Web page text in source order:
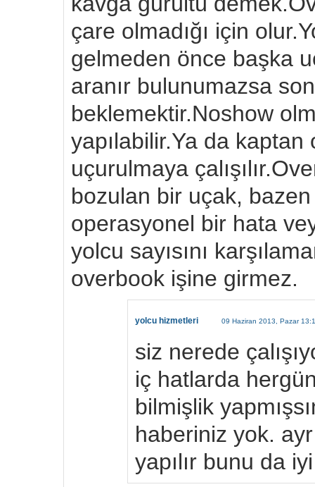
çare olmadığı için
gelmeden önce başka
aranır bulunumazsa
beklemektir.Noshow
yapılabilir.Ya da kaptan
uçurulmaya
bozulan bir uçak,
operasyonel bir hata
yolcu sayısını
overbook işine girmez.
yolcu hizmetleri 09 Haziran 2013, Pazar
siz nerede
iç hatlarda
bilmişlik
haberiniz yok.
yapılır bunu da